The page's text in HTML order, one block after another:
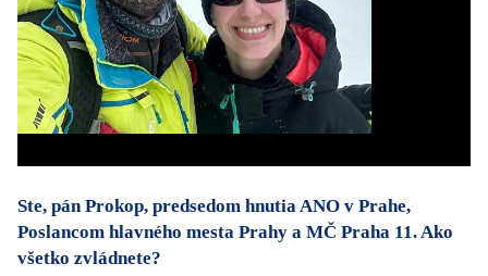
Ste, pán Prokop, predsedom hnutia ANO v Prahe,
Poslancom hlavného mesta Prahy a MČ Praha 11. Ako
všetko zvládnete?